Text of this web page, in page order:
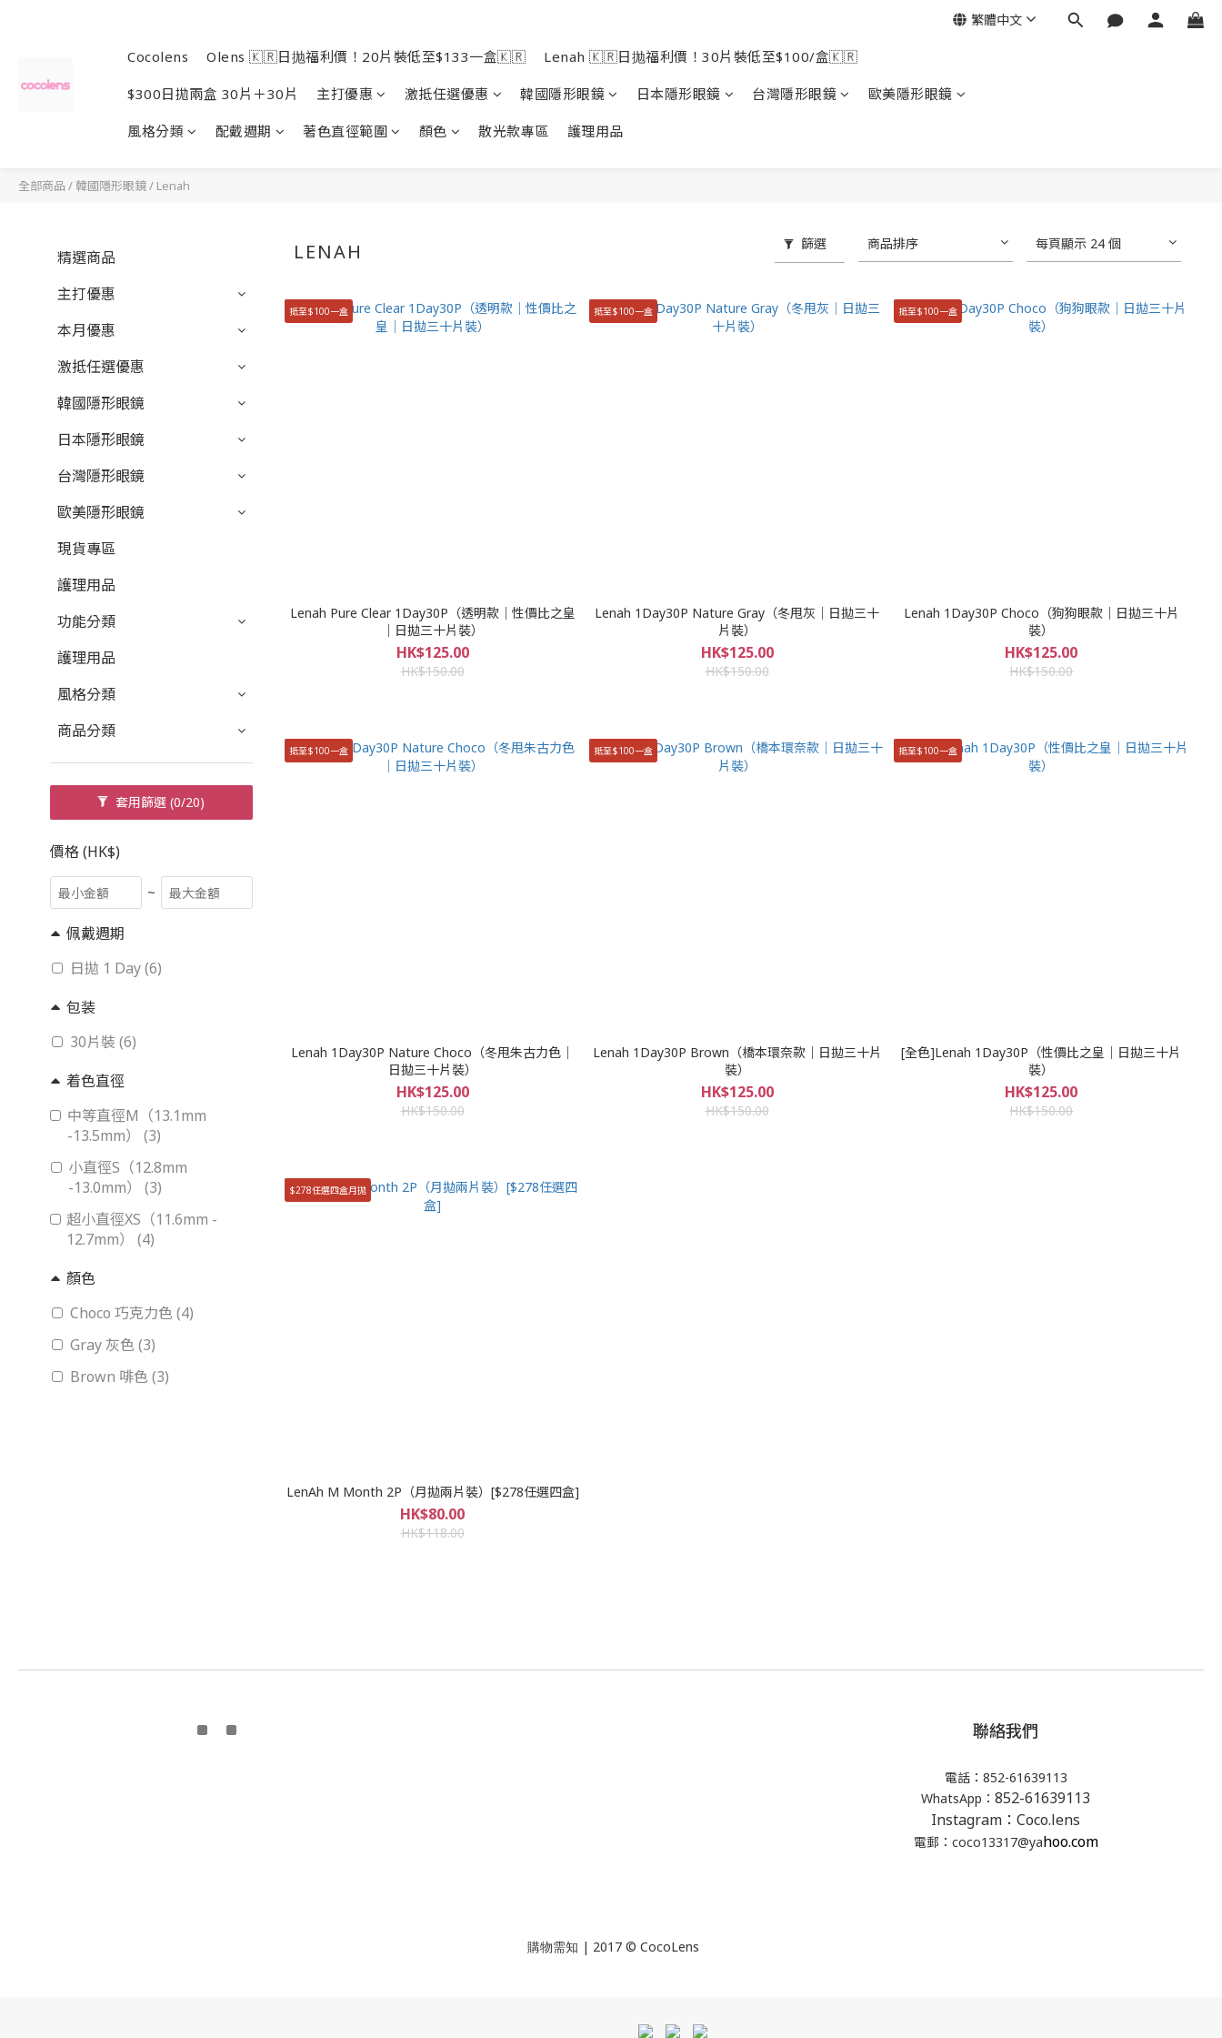
Cocolens Olens 🇰🇷日抛福利價！20片裝低至$133一盒🇰🇷 Lenah 🇰🇷日抛福利價！30片裝低至$100/盒🇰🇷
$300日拋兩盒 30片＋30片 主打優惠 激抵任選優惠 韓國隱形眼鏡 日本隱形眼鏡 台灣隱形眼鏡 歐美隱形眼鏡
風格分類 配戴週期 著色直徑範圍 顏色 散光款專區 護理用品
繁體中文
全部商品 /韓國隱形眼鏡/ Lenah
精選商品
主打優惠
本月優惠
激抵任選優惠
韓國隱形眼鏡
日本隱形眼鏡
台灣隱形眼鏡
歐美隱形眼鏡
現貨專區
護理用品
功能分類
護理用品
風格分類
商品分類
套用篩選(0/20)
價格 (HK$)
~
佩戴週期
日拋 1 Day (6)
包装
30片裝 (6)
着色直徑
中等直徑M（13.1mm
-13.5mm） (3)
小直徑S（12.8mm
-13.0mm） (3)
超小直徑XS（11.6mm -
12.7mm） (4)
顏色
Choco 巧克力色 (4)
Gray 灰色 (3)
Brown 啡色 (3)
LENAH 篩選 商品排序 每頁顯示 24 個
抵至$100一盒
Lenah Pure Clear 1Day30P（透明款｜性價比之皇
｜日拋三十片裝）
HK$125.00
HK$150.00
抵至$100一盒
Lenah 1Day30P Nature Gray（冬甩灰｜日拋三十
片裝）
HK$125.00
HK$150.00
抵至$100一盒
Lenah 1Day30P Choco（狗狗眼款｜日拋三十片
裝）
HK$125.00
HK$150.00
抵至$100一盒
Lenah 1Day30P Nature Choco（冬甩朱古力色｜
日拋三十片裝）
HK$125.00
HK$150.00
抵至$100一盒
Lenah 1Day30P Brown（橋本環奈款｜日拋三十片
裝）
HK$125.00
HK$150.00
抵至$100一盒
[全色]Lenah 1Day30P（性價比之皇｜日拋三十片
裝）
HK$125.00
HK$150.00
$278任選四盒月拋
LenAh M Month 2P（月拋兩片裝）[$278任選四盒]
HK$80.00
HK$118.00
聯絡我們
電話：852-61639113
WhatsApp： 852-61639113
Instagram：Coco.lens
電郵：coco13317@yahoo.com
購物需知 | 2017 © CocoLens